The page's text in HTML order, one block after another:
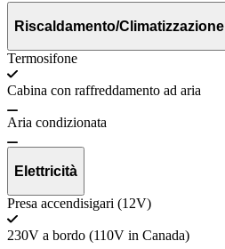
Riscaldamento/Climatizzazione
Termosifone
Cabina con raffreddamento ad aria
Aria condizionata
Elettricità
Presa accendisigari (12V)
230V a bordo (110V in Canada)